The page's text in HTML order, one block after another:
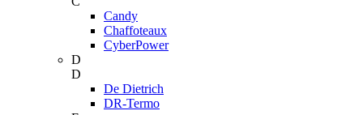
Candy
Chaffoteaux
CyberPower
D
D
De Dietrich
DR-Termo